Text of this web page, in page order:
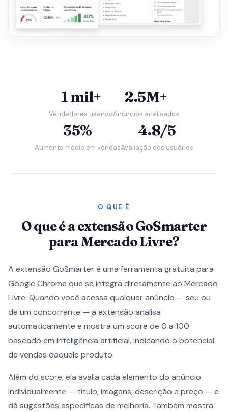
1 mil+
Vendedores usando
2.5M+
Anúncios analisados
35%
Aumento médio em vendas
4.8/5
Avaliação dos usuários
O QUE É
O que é a extensão GoSmarter
para Mercado Livre?
A extensão GoSmarter é uma ferramenta gratuita para
Google Chrome que se integra diretamente ao Mercado
Livre. Quando você acessa qualquer anúncio — seu ou
de um concorrente — a extensão analisa
automaticamente e mostra um score de 0 a 100
baseado em inteligência artificial, indicando o potencial
de vendas daquele produto.
Além do score, ela avalia cada elemento do anúncio
individualmente — título, imagens, descrição e preço — e
dá sugestões específicas de melhoria. Também mostra